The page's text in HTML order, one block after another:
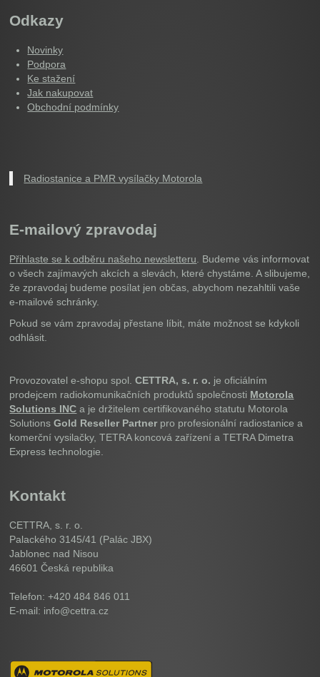
Odkazy
Novinky
Podpora
Ke stažení
Jak nakupovat
Obchodní podmínky
Radiostanice a PMR vysílačky Motorola
E-mailový zpravodaj
Přihlaste se k odběru našeho newsletteru . Budeme vás informovat
o všech zajímavých akcích a slevách, které chystáme. A slibujeme,
že zpravodaj budeme posílat jen občas, abychom nezahltili vaše
e-mailové schránky.
Pokud se vám zpravodaj přestane líbit, máte možnost se kdykoli
odhlásit.
Provozovatel e-shopu spol.CETTRA, s. r. o. je oficiálním
prodejcem radiokomunikačních produktů společnosti Motorola
Solutions INC a je držitelem certifikovaného statutu Motorola
SolutionsGold Reseller Partner pro profesionální radiostanice a
komerční vysilačky, TETRA koncová zařízení a TETRA Dimetra
Express technologie.
Kontakt
CETTRA, s. r. o.
Palackého 3145/41 (Palác JBX)
Jablonec nad Nisou
46601Česká republika
Telefon: +420 484 846 011
E-mail: info@cettra.cz